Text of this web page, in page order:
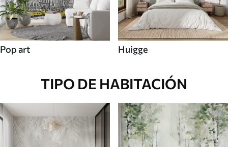
Pop art Huigge
TIPO DE HABITACIÓN